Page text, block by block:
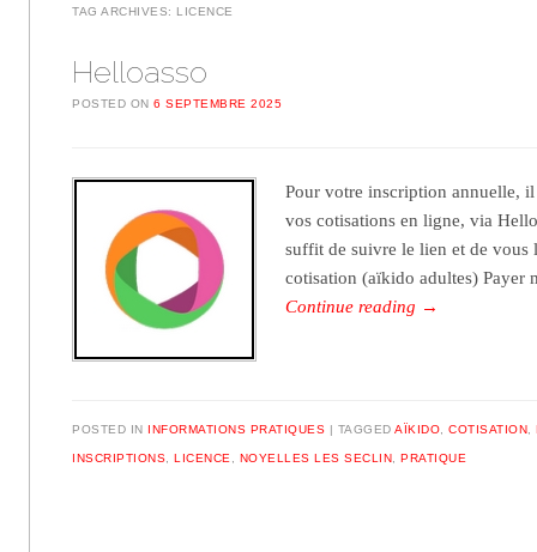
TAG ARCHIVES: LICENCE
Helloasso
POSTED ON6 SEPTEMBRE 2025
Pour votre inscription annuelle,
vos cotisations en ligne, via
suffit de suivre le lien et de vous
cotisation (aïkido adultes) Payer
Continue reading →
POSTED IN INFORMATIONS PRATIQUES TAGGEDAÏKIDO ,COTISATION ,
INSCRIPTIONS ,LICENCE NOYELLES LES SECLIN ,PRATIQUE